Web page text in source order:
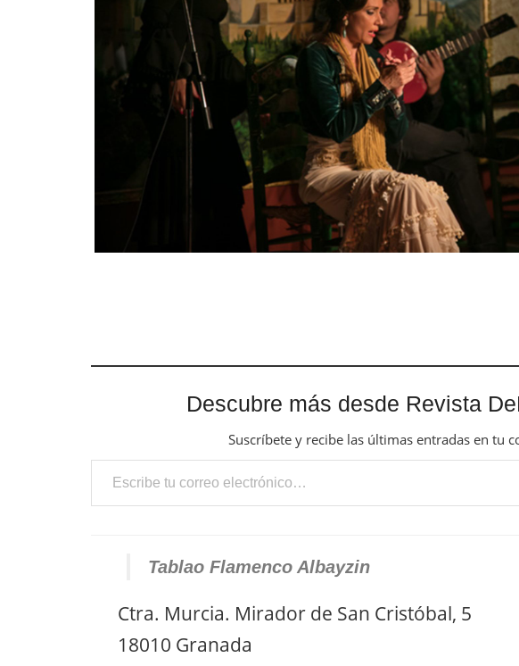
Descubre más desde Revista
Suscríbete y recibe las últimas entradas en tu
Escribe tu correo electrónico…
Tablao Flamenco Albayzin
Ctra. Murcia. Mirador de San Cristóbal, 5
18010 Granada